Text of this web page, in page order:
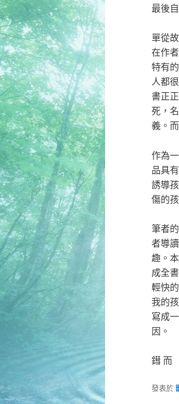
最後
單從
在作
特有
人都
書正
死，
義。
作為
品具
誘導
傷的
筆者
者導
趣。
成全
輕快
我的
寫成
因。
鏏 而
發表於